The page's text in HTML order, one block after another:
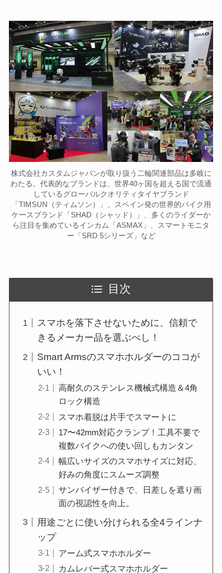
株式会社カスタムジャパンが取り扱う二輪関連部品は多岐に
わたる。代表的なブランドは、世界40ヶ国を超える国で流通
しているグローバルクオリティタイヤブランド
「TIMSUN（ティムソン）」、スペイン発の世界的バイク用
ケースブランド「SHAD（シャッド）」、多くのライダーか
ら注目を集めているインカム「ASMAX」、スマートモニタ
ー「SRD 5シリーズ」など
目次
スマホを落下させないために、信頼で
きるメーカー品を選ぶべし！
Smart Armsのスマホホルダーのココが
いい！
高耐久のステンレス機械式構造＆4角
ロック構造
スマホ着脱は片手でスマートに
17〜42mm対応クランプ！工具不要で
複数バイクへの使い回しもカンタン
幅広いサイズのスマホサイズに対応、
好みの角度にスムーズ調整
サンバイザー付きで、日差しを遮り画
面の視認性を向上。
用途ごとに使い分けられる全4ラインナ
ップ
アーム式スマホホルダー
カムレバー式スマホホルダー